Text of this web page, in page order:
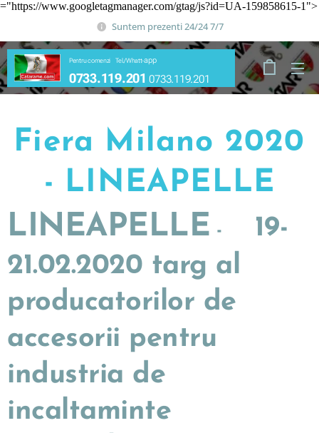
="https://www.googletagmanager.com/gtag/js?id=UA-159858615-1">
Suntem prezenti 24/24 7/7
Pentru comenzi Tel./Whatt-app
0733.119.201 0733.119.201
Fiera Milano 2020
- LINEAPELLE
LINEAPELLE -
19-
21.02.2020 targ al
producatorilor de
accesorii pentru
industria de
incaltaminte